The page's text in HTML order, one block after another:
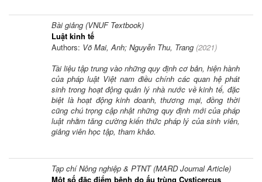
Bài giảng (VNUF Textbook)
Luật kinh tế
Authors: Võ Mai, Anh; Nguyễn Thu, Trang (2021)
Tài liệu tập trung vào những quy định cơ bản, hiện hành
của pháp luật Việt nam điều chính các quan hệ phát
sinh trong hoạt động quản lý nhà nước về kinh tế, đặc
biệt là hoạt động kinh doanh, thương mại, đồng thời
cũng chú trọng cập nhật những quy định mới của pháp
luật nhằm tăng cường kiến thức pháp lý của sinh viên,
giảng viên học tập, tham khảo.
Tạp chí Nông nghiệp & PTNT (MARD Journal Article)
Một số đặc điểm bệnh do ấu trùng Cysticercus